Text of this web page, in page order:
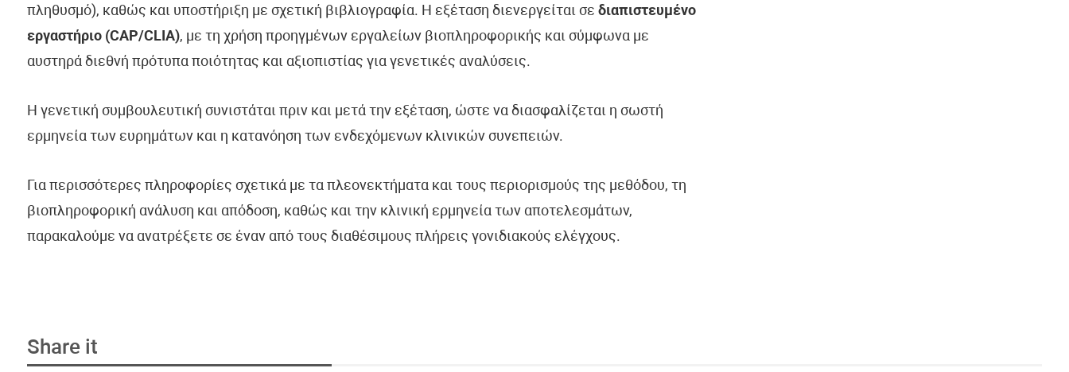
πληθυσμό), καθώς και υποστήριξη με σχετική βιβλιογραφία. Η εξέταση διενεργείται σε διαπιστευμένο
εργαστήριο (CAP/CLIA), με τη χρήση προηγμένων εργαλείων βιοπληροφορικής και σύμφωνα με
αυστηρά διεθνή πρότυπα ποιότητας και αξιοπιστίας για γενετικές αναλύσεις.
Η γενετική συμβουλευτική συνιστάται πριν και μετά την εξέταση, ώστε να διασφαλίζεται η σωστή
ερμηνεία των ευρημάτων και η κατανόηση των ενδεχόμενων κλινικών συνεπειών.
Για περισσότερες πληροφορίες σχετικά με τα πλεονεκτήματα και τους περιορισμούς της μεθόδου, τη
βιοπληροφορική ανάλυση και απόδοση, καθώς και την κλινική ερμηνεία των αποτελεσμάτων,
παρακαλούμε να ανατρέξετε σε έναν από τους διαθέσιμους πλήρεις γονιδιακούς ελέγχους.
Share it